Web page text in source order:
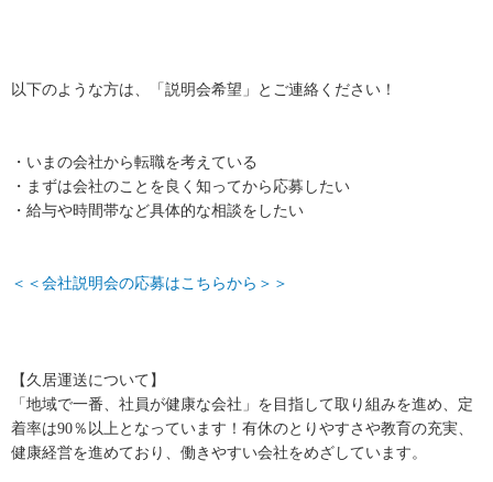
以下のような方は、「説明会希望」とご連絡ください！
・いまの会社から転職を考えている
・まずは会社のことを良く知ってから応募したい
・給与や時間帯など具体的な相談をしたい
＜＜会社説明会の応募はこちらから＞＞
【久居運送について】
「地域で一番、社員が健康な会社」を目指して取り組みを進め、定
着率は90％以上となっています！有休のとりやすさや教育の充実、
健康経営を進めており、働きやすい会社をめざしています。